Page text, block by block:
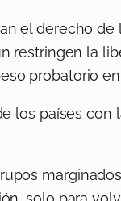
el derecho de
restringen la
probatorio
los países